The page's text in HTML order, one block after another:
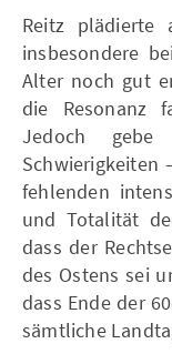
Reitz plädierte
insbesondere
Alter noch gut
die Resonanz
Jedoch
Schwierigkeiten
fehlenden
und Totalität
dass der
des Ostens sei
dass Ende der
sämtliche